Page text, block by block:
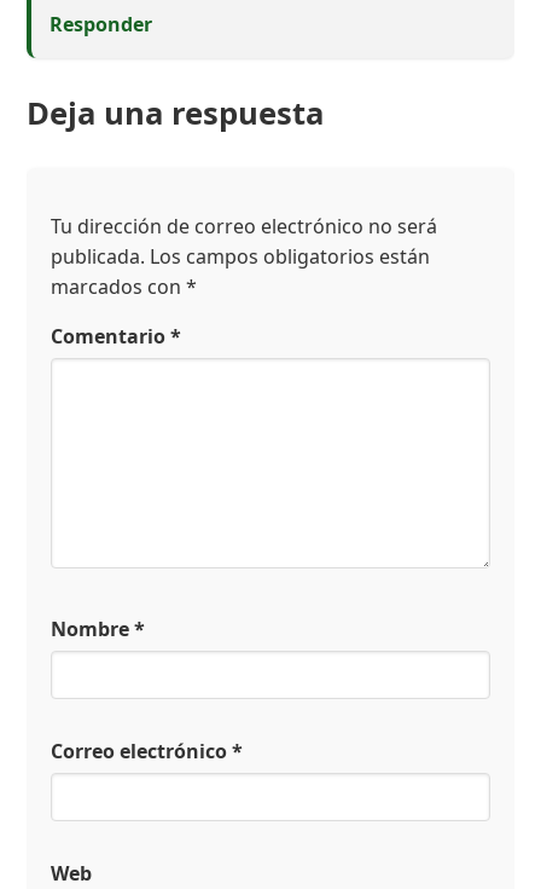
Responder
Deja una respuesta
Tu dirección de correo electrónico no será
publicada. Los campos obligatorios están
marcados con*
Comentario*
Nombre*
Correo electrónico*
Web